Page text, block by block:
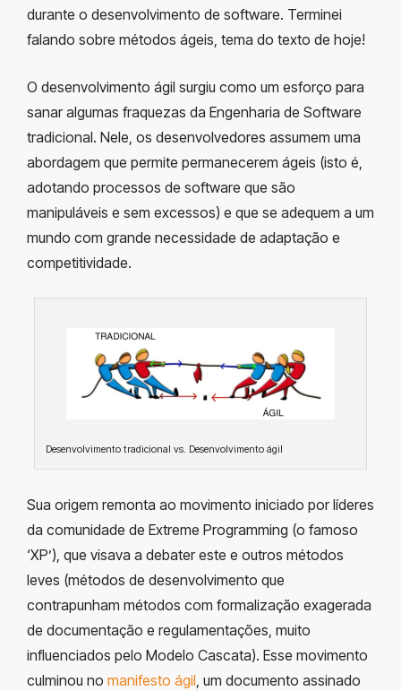
durante o desenvolvimento de software. Terminei
falando sobre métodos ágeis, tema do texto de hoje!
O desenvolvimento ágil surgiu como um esforço para
sanar algumas fraquezas da Engenharia de Software
tradicional. Nele, os desenvolvedores assumem uma
abordagem que permite permanecerem ágeis (isto é,
adotando processos de software que são
manipuláveis e sem excessos) e que se adequem a um
mundo com grande necessidade de adaptação e
competitividade.
Desenvolvimento tradicional vs. Desenvolvimento ágil
Sua origem remonta ao movimento iniciado por líderes
da comunidade de Extreme Programming (o famoso
‘XP’), que visava a debater este e outros métodos
leves (métodos de desenvolvimento que
contrapunham métodos com formalização exagerada
de documentação e regulamentações, muito
influenciados pelo Modelo Cascata). Esse movimento
culminou no manifesto ágil, um documento assinado